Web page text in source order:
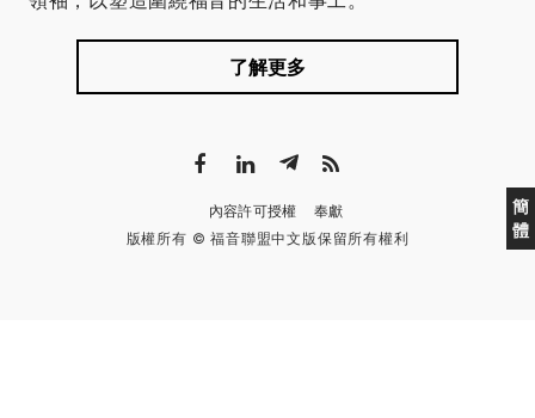
簡
體
了解更多
內容許可授權
奉獻
版權所有 © 福音聯盟中文版保留所有權利